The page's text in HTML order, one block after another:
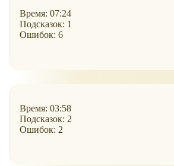
Время: 07:24
Подсказок: 1
Ошибок: 6
Время: 03:58
Подсказок: 2
Ошибок: 2